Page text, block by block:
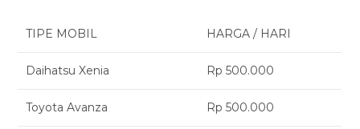
TIPE MOBIL HARGA / HARI
Daihatsu Xenia Rp 500.000
Toyota Avanza Rp 500.000